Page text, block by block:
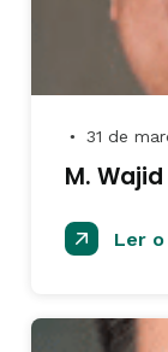
● 31 de
M.
Ler